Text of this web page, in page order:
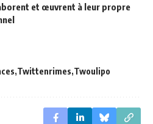
et œuvrent à leur propre
Twittenrimes Twoulipo